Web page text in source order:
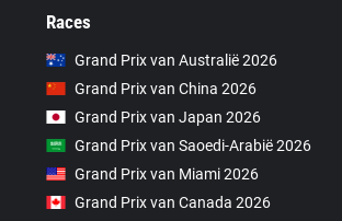
Races
Grand Prix van Australië 2026
Grand Prix van China 2026
Grand Prix van Japan 2026
Grand Prix van Saoedi-Arabië 2026
Grand Prix van Miami 2026
Grand Prix van Canada 2026